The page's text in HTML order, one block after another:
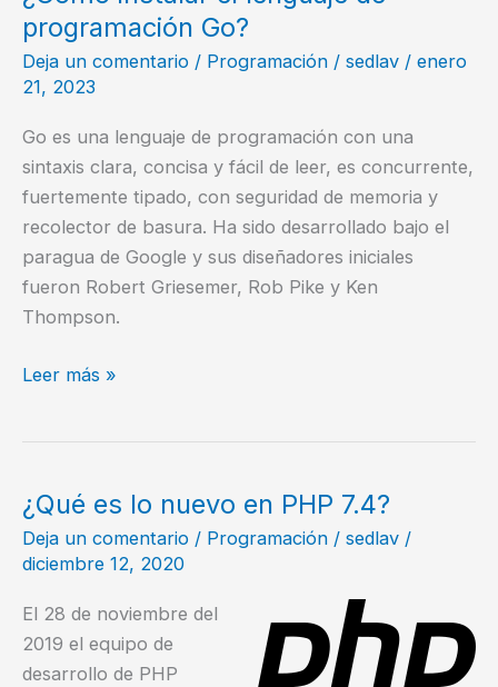
programación Go?
Deja un comentario / Programación / sedlav / enero
21, 2023
Go es una lenguaje de programación con una
sintaxis clara, concisa y fácil de leer, es concurrente,
fuertemente tipado, con seguridad de memoria y
recolector de basura. Ha sido desarrollado bajo el
paragua de Google y sus diseñadores iniciales
fueron Robert Griesemer, Rob Pike y Ken
Thompson.
¿Cómo
de
programación
Go?
Leer más »
¿Qué es lo nuevo en PHP 7.4?
Deja un comentario / Programación / sedlav /
diciembre 12, 2020
El 28 de noviembre del
2019 el equipo de
desarrollo de PHP